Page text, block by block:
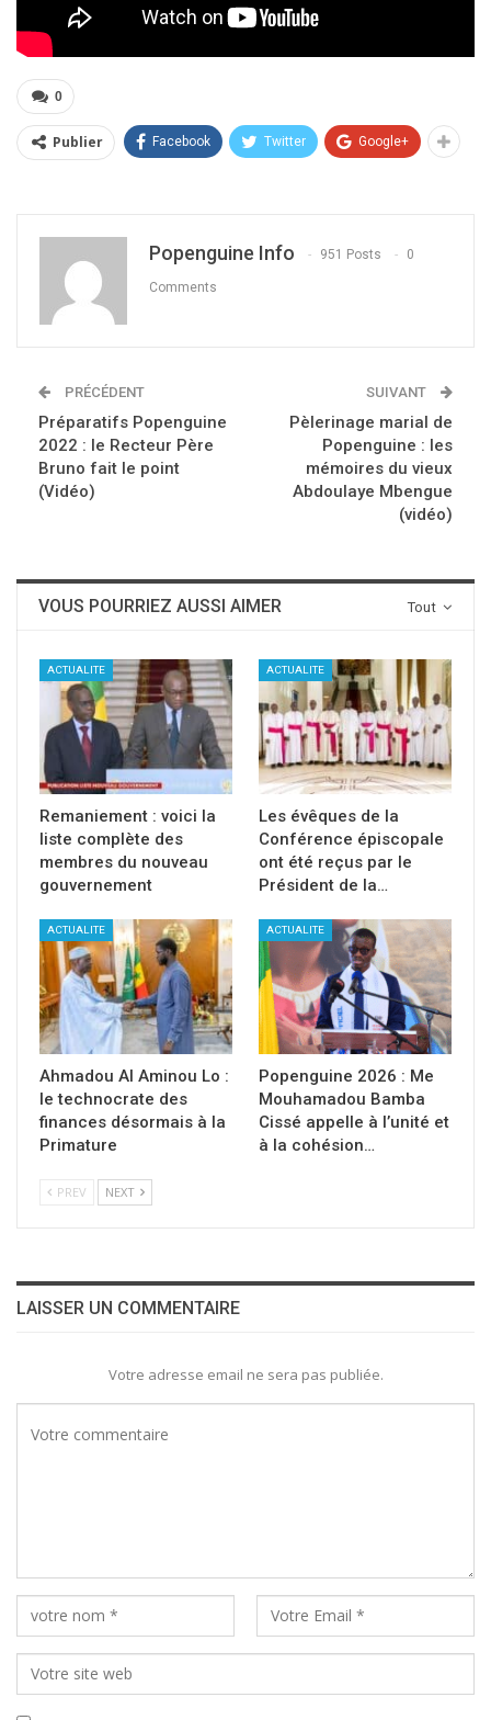
0
Publier Facebook Twitter Google+
Popenguine Info 951 Posts 0
Comments
PRÉCÉDENT
Préparatifs Popenguine
2022 : le Recteur Père
Bruno fait le point
(Vidéo)
SUIVANT
Pèlerinage marial de
Popenguine : les
mémoires du vieux
Abdoulaye Mbengue
(vidéo)
Tout
VOUS POURRIEZ AUSSI AIMER
ACTUALITE
Remaniement : voici la
liste complète des
membres du nouveau
gouvernement
ACTUALITE
Les évêques de la
Conférence épiscopale
ont été reçus par le
Président de la…
ACTUALITE
Ahmadou Al Aminou Lo :
le technocrate des
finances désormais à la
Primature
ACTUALITE
Popenguine 2026 : Me
Mouhamadou Bamba
Cissé appelle à l’unité et
à la cohésion…
PREV NEXT
LAISSER UN COMMENTAIRE
Votre adresse email ne sera pas publiée.